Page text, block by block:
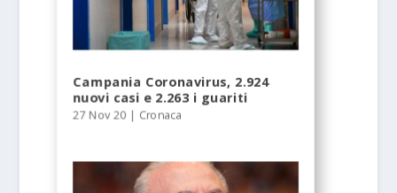
Campania Coronavirus, 2.924
nuovi casi e 2.263 i guariti
27 Nov 20 | Cronaca